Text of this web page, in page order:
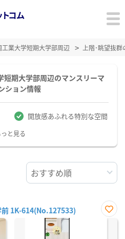
工業大学短期大学部周辺 上階･眺望抜
短期大学部周辺のマンスリーマ
ション情報
開放感あふれる特別な空間
と見る
1K-614(No.127533)
お気